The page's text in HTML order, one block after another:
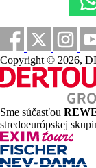
Copyright © 2026,
Sme súčasťou
stredoeurópskej